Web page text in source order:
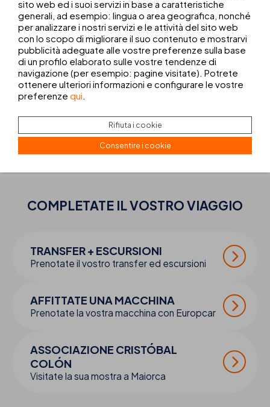
royalrecep@thbhotels.com
Codice identificativo turistico: E35/3/0269
Latitudine: 28.869152632179713
Longitudine:-13.82182095509938
Scegliete il punto de partenza:
AEROPORTO
STAZIONE DEGLI AUTOBUS
COMPLETATE IL VOSTROVIAGGIO
TRANSFER + ESCURSIONI
Prenotate il vostro transfer ed escursioni
AFFITTATE UNA MACCHINA
Prenotate la vostra macchina con Europcar
ASSOCIAZIONE CRISTÓBAL
COLÓN
Visitate la sua mostra a Maiorca
sito web ed i suoi servizi in base a caratteristiche
generali, ad esempio: lingua o area geografica, nonché
per analizzare i nostri servizi e le attività del sito web
con lo scopo di migliorare il suo contenuto e mostrarvi
pubblicità adeguate alle vostre preferenze sulla base
di un profilo elaborato sulle vostre tendenze di
navigazione (per esempio: pagine visitate). Potrete
ottenere ulteriori informazioni e configurare le vostre
preferenze qui.
Rifiuta i cookie
Consentire i cookie